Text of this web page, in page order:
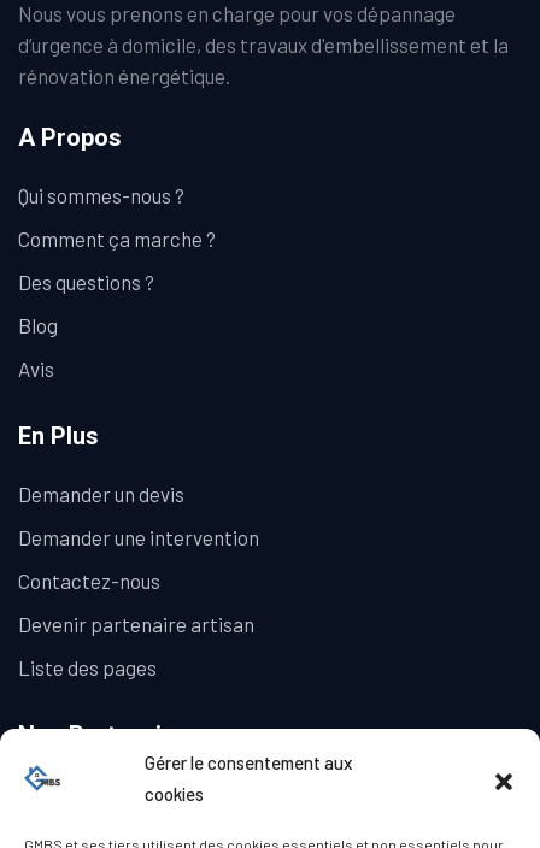
Gérer le consentement aux
cookies
GMBS et ses tiers utilisent des cookies essentiels et non essentiels pour
Nous vous prenons en charge pour vos dépannage
d’urgence à domicile, des travaux d'embellissement et la
rénovation énergétique.
A Propos
Qui sommes-nous ?
Comment ça marche ?
Des questions ?
Blog
Avis
En Plus
Demander un devis
Demander une intervention
Contactez-nous
Devenir partenaire artisan
Liste des pages
Nos Partenaires
La Galerie Immobilière